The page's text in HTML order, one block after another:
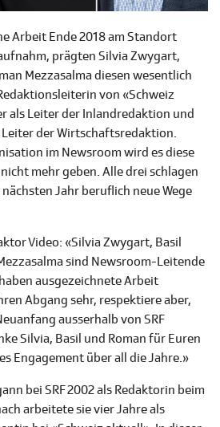
Arbeit Ende 2018 am Standort
prägten Silvia Zwygart,
Mezzasalma diesen wesentlich
von «Schweiz
als Leiter der Inlandredaktion und
Leiter der Wirtschaftsredaktion.
im Newsroom wird es diese
mehr geben. Alle drei schlagen
Jahr beruflich neue Wege
Video: «Silvia Zwygart, Basil
sind Newsroom-Leitende
ausgezeichnete Arbeit
Abgang sehr, respektiere aber,
ausserhalb von SRF
Silvia, Basil und Roman für Euren
Engagement über all die Jahre.»
bei SRF 2002 als Redaktorin beim
arbeitete sie vier Jahre als